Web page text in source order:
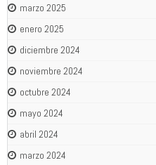
marzo 2025
enero 2025
diciembre 2024
noviembre 2024
octubre 2024
mayo 2024
abril 2024
marzo 2024